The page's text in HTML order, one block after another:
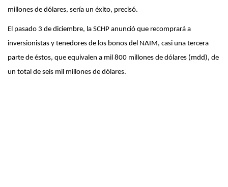
millones de dólares, sería un éxito, precisó.
El pasado 3 de diciembre, la SCHP anunció que recomprará a
inversionistas y tenedores de los bonos del NAIM, casi una tercera
parte de éstos, que equivalen a mil 800 millones de dólares (mdd), de
un total de seis mil millones de dólares.